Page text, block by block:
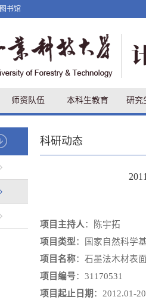
图书馆
师资队伍 本科生教育 研究
科研动态
项目主持人：陈宇拓
项目类型：国家自然科学
项目名称：石墨法木材表
项目编号：31170531
项目起止日期 ： 2012.01-